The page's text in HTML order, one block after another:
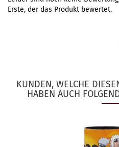
Erste, der das Produkt bewertet.
KUNDEN, WELCHE
HABEN AUCH